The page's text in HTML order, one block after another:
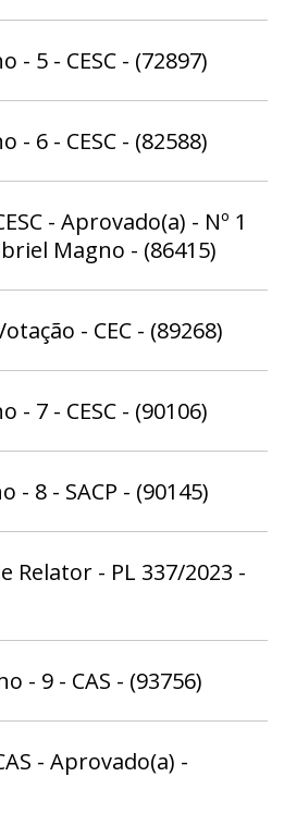
- 5 - CESC - (72897)
- 6 - CESC - (82588)
- Aprovado(a) - Nº 1
Magno - (86415)
- CEC - (89268)
- 7 - CESC - (90106)
- 8 - SACP - (90145)
Relator - PL 337/2023 -
- 9 - CAS - (93756)
- Aprovado(a) -